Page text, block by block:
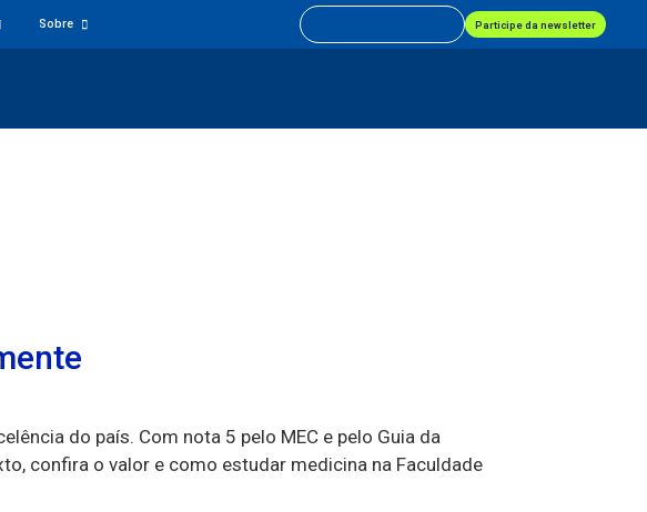
Sobre Participe da newsletter
do país. Com nota 5 pelo MEC e pelo Guia da
confira o valor e como estudar medicina na Faculdade